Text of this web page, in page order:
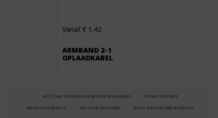
Vanaf € 1,42
ARMBAND 2-1
OPLAADKABEL
Al 15 jaar de meest orginele Giveaways Direct Contact
We know logistics Op maat gemaakt Meer dan 500.000 artikelen